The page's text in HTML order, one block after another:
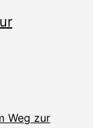
Weg zur